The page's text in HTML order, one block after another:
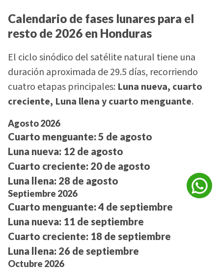
Calendario de fases lunares para el
resto de 2026 en Honduras
El ciclo sinódico del satélite natural tiene una
duración aproximada de 29.5 días, recorriendo
cuatro etapas principales: Luna nueva, cuarto
creciente, Luna llena y cuarto menguante.
Agosto 2026
Cuarto menguante: 5 de agosto
Luna nueva: 12 de agosto
Cuarto creciente: 20 de agosto
Luna llena: 28 de agosto
Septiembre 2026
Cuarto menguante: 4 de septiembre
Luna nueva: 11 de septiembre
Cuarto creciente: 18 de septiembre
Luna llena: 26 de septiembre
Octubre 2026